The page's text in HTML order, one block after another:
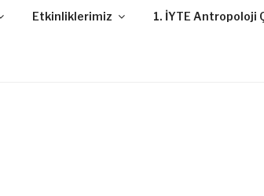
Etkinliklerimiz 1. İYTE Antropoloji